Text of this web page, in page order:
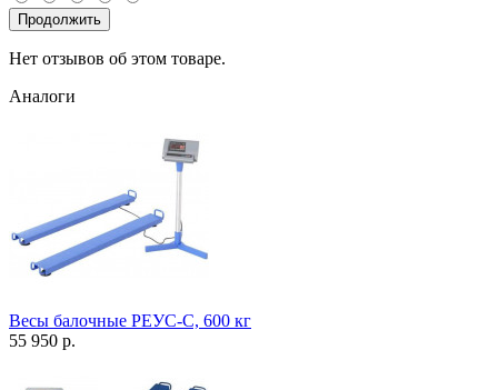
Продолжить
Нет отзывов об этом товаре.
Аналоги
Весы балочные РЕУС-С, 600 кг
55 950 р.